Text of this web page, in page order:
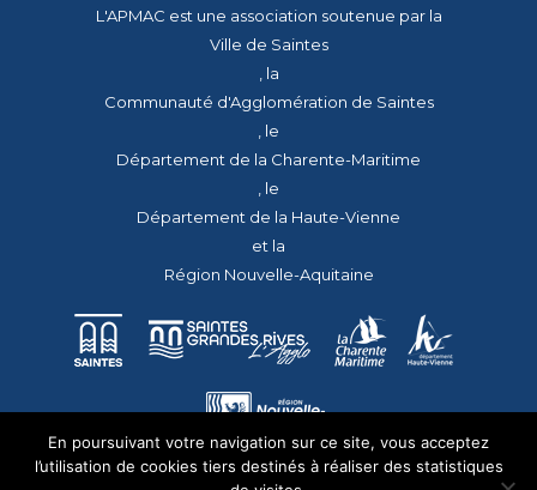
L'APMAC est une association soutenue par la
Ville de Saintes
, la
Communauté d'Agglomération de Saintes
, le
Département de la Charente-Maritime
, le
Département de la Haute-Vienne
et la
Région Nouvelle-Aquitaine
En poursuivant votre navigation sur ce site, vous acceptez
l’utilisation de cookies tiers destinés à réaliser des statistiques